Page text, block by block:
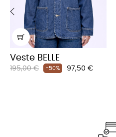
Veste BELLE
Prix
195,00 € -50% Prix
97,50 €